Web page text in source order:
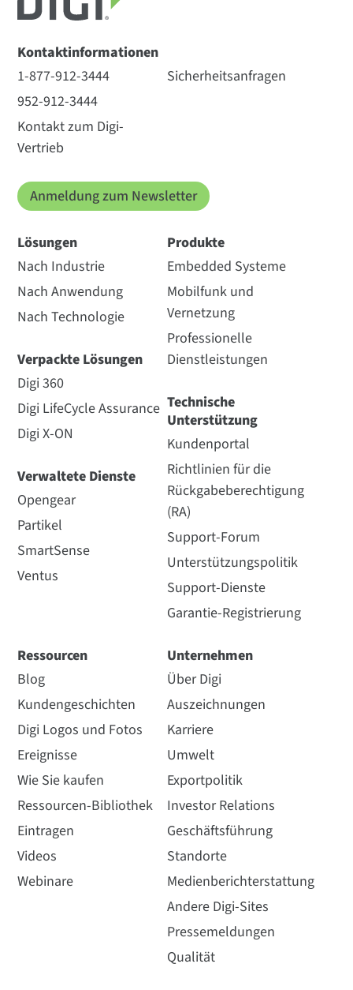
Kontaktinformationen
1-877-912-3444
952-912-3444
Kontakt zum Digi-
Vertrieb
Sicherheitsanfragen
Anmeldung zum Newsletter
Lösungen
Nach Industrie
Nach Anwendung
Nach Technologie
Verpackte Lösungen
Digi 360
Digi LifeCycle Assurance
Digi X-ON
Verwaltete Dienste
Opengear
Partikel
SmartSense
Ventus
Produkte
Embedded Systeme
Mobilfunk und
Vernetzung
Professionelle
Dienstleistungen
Technische
Unterstützung
Kundenportal
Richtlinien für die
Rückgabeberechtigung
(RA)
Support-Forum
Unterstützungspolitik
Support-Dienste
Garantie-Registrierung
Ressourcen
Blog
Kundengeschichten
Digi Logos und Fotos
Ereignisse
Wie Sie kaufen
Ressourcen-Bibliothek
Eintragen
Videos
Webinare
Unternehmen
Über Digi
Auszeichnungen
Karriere
Umwelt
Exportpolitik
Investor Relations
Geschäftsführung
Standorte
Medienberichterstattung
Andere Digi-Sites
Pressemeldungen
Qualität